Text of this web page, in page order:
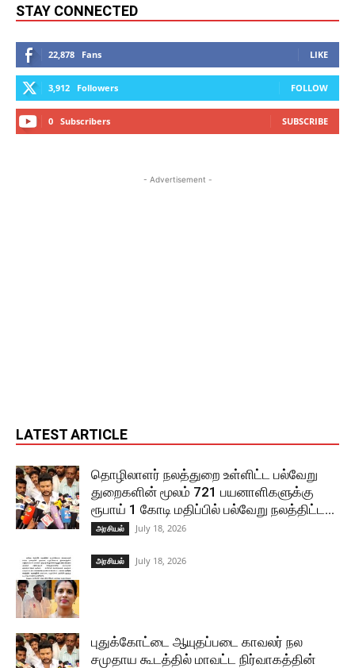
STAY CONNECTED
22,878 Fans LIKE
3,912 Followers FOLLOW
0 Subscribers SUBSCRIBE
- Advertisement -
LATEST ARTICLE
தொழிலாளர் நலத்துறை உள்ளிட்ட பல்வேறு
துறைகளின் மூலம் 721 பயனாளிகளுக்கு
ரூபாய் 1 கோடி மதிப்பில் பல்வேறு நலத்திட்ட...
அரசியல் July 18, 2026
அரசியல் July 18, 2026
புதுக்கோட்டை ஆயுதப்படை காவலர் நல
சமுதாய கூடத்தில் மாவட்ட நிர்வாகத்தின்